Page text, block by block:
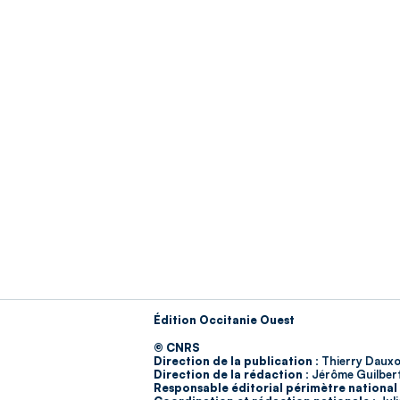
Édition Occitanie Ouest
© CNRS
Direction de la publication : Thierry
Direction de la rédaction : Jérôme
Responsable éditorial périmètre national